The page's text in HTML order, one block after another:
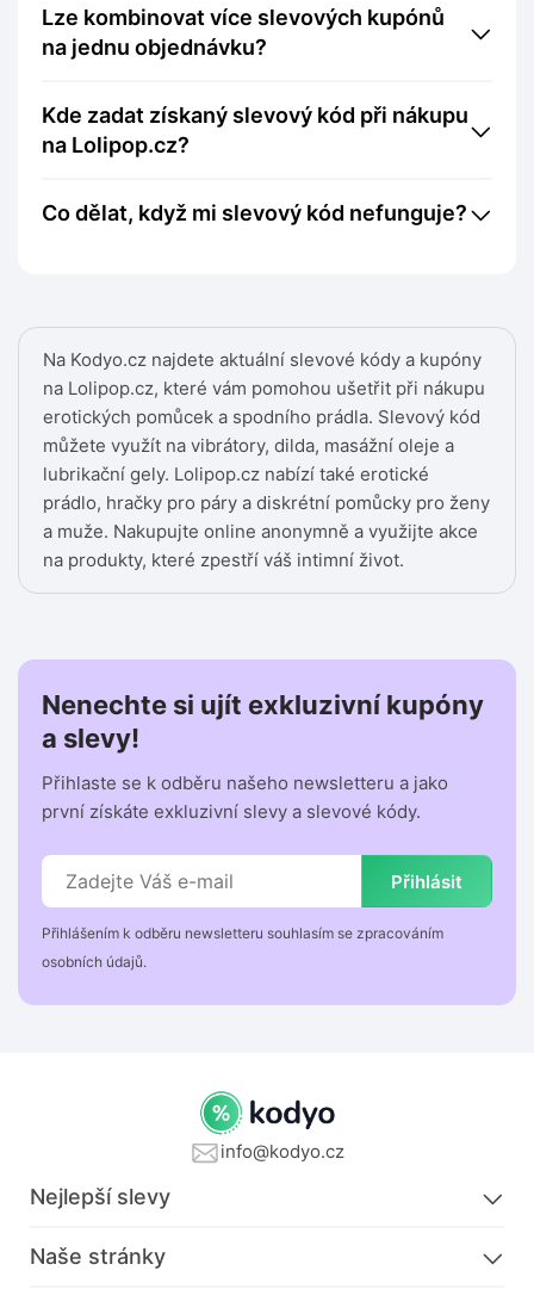
Na Kodyo.cz najdete aktuální slevové kódy a kupóny
na Lolipop.cz, které vám pomohou ušetřit při nákupu
erotických pomůcek a spodního prádla. Slevový kód
můžete využít na vibrátory, dilda, masážní oleje a
lubrikační gely. Lolipop.cz nabízí také erotické
prádlo, hračky pro páry a diskrétní pomůcky pro ženy
a muže. Nakupujte online anonymně a využijte akce
na produkty, které zpestří váš intimní život.
Lze kombinovat více slevových kupónů
na jednu objednávku?
Kde zadat získaný slevový kód při nákupu
na Lolipop.cz?
Co dělat, když mi slevový kód nefunguje?
Nenechte si ujít exkluzivní kupóny
a slevy!
Přihlaste se k odběru našeho newsletteru a jako
první získáte exkluzivní slevy a slevové kódy.
Přihlásit
Přihlášením k odběru newsletteru souhlasím se zpracováním
osobních údajů.
info@kodyo.cz
Nejlepší slevy
Naše stránky